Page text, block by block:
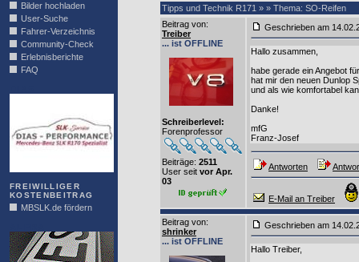
Bilder hochladen
User-Suche
Fahrer-Verzeichnis
Community-Check
Erlebnisberichte
FAQ
FREIWILLIGER
KOSTENBEITRAG
MBSLK.de fördern
Tipps und Technik R171 » » Thema: SO-Reifen
Beitrag von:
Treiber
... ist OFFLINE
Schreiberlevel:
Forenprofessor
Beiträge: 2511
User seit vor Apr.
03
Geschrieben am
Hallo zusammen,
habe gerade ein Angebot
hat mir den neuen Dunlop
und als wie komfortabel
Danke!
mfG
Franz-Josef
Antworten
E-Mail an Treiber
Beitrag von:
shrinker
... ist OFFLINE
Geschrieben am
Hallo Treiber,